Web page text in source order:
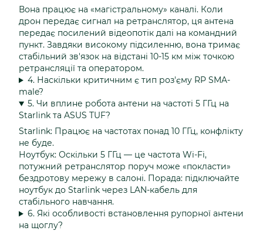
Вона працює на «магістральному» каналі. Коли
дрон передає сигнал на ретранслятор, ця антена
передає посилений відеопотік далі на командний
пункт. Завдяки високому підсиленню, вона тримає
стабільний зв'язок на відстані 10-15 км між точкою
ретрансляції та оператором.
4. Наскільки критичним є тип роз'єму RP SMA-
male?
5. Чи вплине робота антени на частоті 5 ГГц на
Starlink та ASUS TUF?
Starlink: Працює на частотах понад 10 ГГц, конфлікту
не буде.
Ноутбук: Оскільки 5 ГГц — це частота Wi-Fi,
потужний ретранслятор поруч може «покласти»
бездротову мережу в салоні. Порада: підключайте
ноутбук до Starlink через LAN-кабель для
стабільного навчання.
6. Які особливості встановлення рупорної антени
на щоглу?